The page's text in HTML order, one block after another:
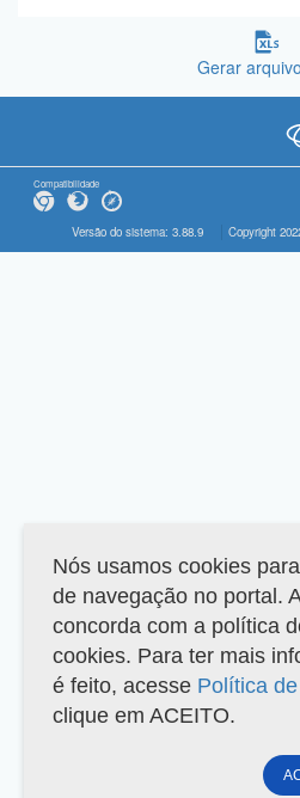
Gerar
Compatibilidade
Versão do sistema: 3.88.9 Copyright
Nós usamos cookies
de navegação no portal.
concorda com a política
cookies. Para ter mais
é feito, acesse Política
clique em ACEITO.